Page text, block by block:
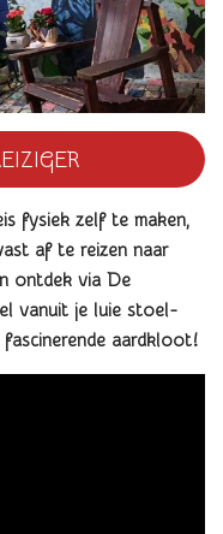
fysiek zelf te maken,
af te reizen naar
ontdek via De
vanuit je luie stoel-
aardkloot!